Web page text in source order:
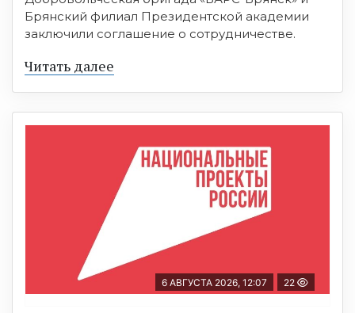
Брянский филиал Президентской академии
заключили соглашение о сотрудничестве.
Читать далее
6 АВГУСТА 2026, 12:07 22